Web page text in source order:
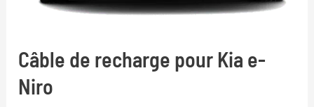
Câble de recharge pour Kia e-
Niro